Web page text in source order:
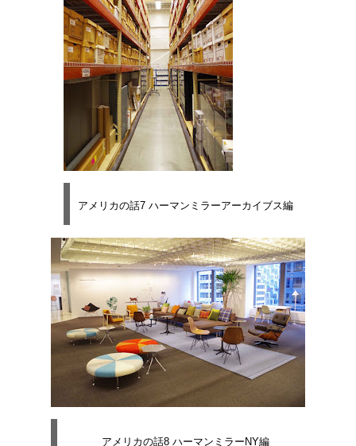
アメリカの話7 ハーマンミラーアーカイブス編
アメリカの話8 ハーマンミラーNY編